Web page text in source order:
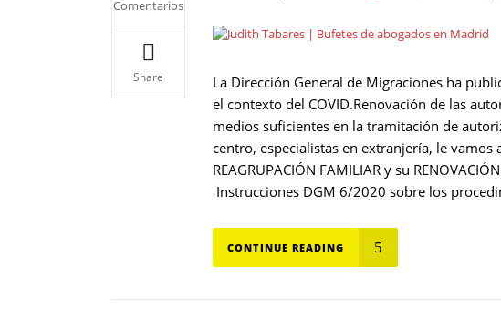
Comentarios
Share
La Dirección General de Migraciones ha
el contexto del COVID.Renovación de las
medios suficientes en la tramitación de
centro, especialistas en extranjería, le vamos
REAGRUPACIÓN FAMILIAR y su
Instrucciones DGM 6/2020 sobre los
CONTINUE READING